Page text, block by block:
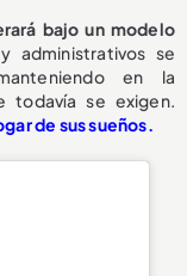
bajo un modelo
administrativos se
en la
todavía se exigen.
de sus sueños.